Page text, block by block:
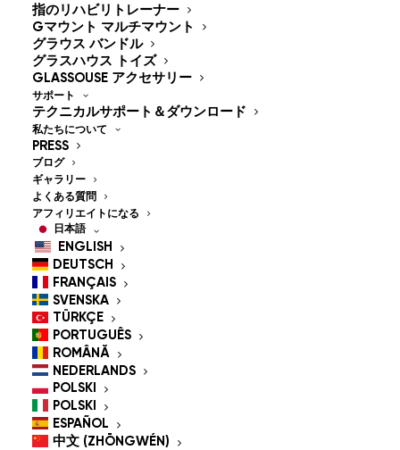
指のリハビリトレーナー
Gマウント マルチマウント
グラウス バンドル
グラスハウス トイズ
GLASSOUSE アクセサリー
サポート
テクニカルサポート＆ダウンロード
私たちについて
PRESS
ブログ
ギャラリー
よくある質問
アフィリエイトになる
日本語
ENGLISH
DEUTSCH
FRANÇAIS
SVENSKA
TÜRKÇE
PORTUGUÊS
ROMÂNĂ
NEDERLANDS
POLSKI
POLSKI
ESPAÑOL
中文 (ZHŌNGWÉN)
GlassOuse — The
World's #1 Hands-Free
Mouse & Head
Controlled Mouse for
People With
Disabilities
GlassOuse is the most trusted
そしてhead controlled mouse
assistive technology that gives people with
physical disabilities full, independent control over